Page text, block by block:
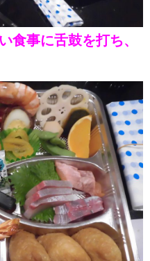
食事に舌鼓を打ち、